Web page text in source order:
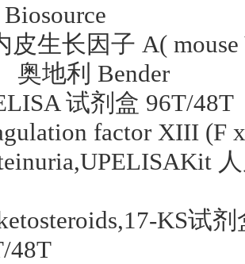
Biosource
皮生长因子 A(
奥地利 Bender
试剂盒 96T/48T
factor XIII (F
KS试剂
48T